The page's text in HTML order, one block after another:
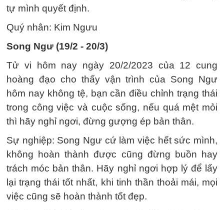
tự mình quyết định.
Quý nhân: Kim Ngưu
Song Ngư (19/2 - 20/3)
Tử vi hôm nay ngày 20/2/2023 của 12 cung
hoàng đạo cho thấy vận trình của Song Ngư
hôm nay không tệ, bạn cần điều chỉnh trạng thái
trong công việc và cuộc sống, nếu quá mệt mỏi
thì hãy nghỉ ngơi, đừng gượng ép bản thân.
Sự nghiệp: Song Ngư cứ làm việc hết sức mình,
không hoàn thành được cũng đừng buồn hay
trách móc bản thân. Hãy nghỉ ngơi hợp lý để lấy
lại trạng thái tốt nhất, khi tinh thần thoải mái, mọi
việc cũng sẽ hoàn thành tốt đẹp.